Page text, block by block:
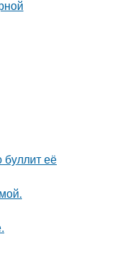
буллит её